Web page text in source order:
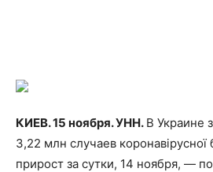
КИЕВ. 15 ноября. УНН. В Украине
3,22 млн случаев коронавірусної
прирост за сутки, 14 ноября, —